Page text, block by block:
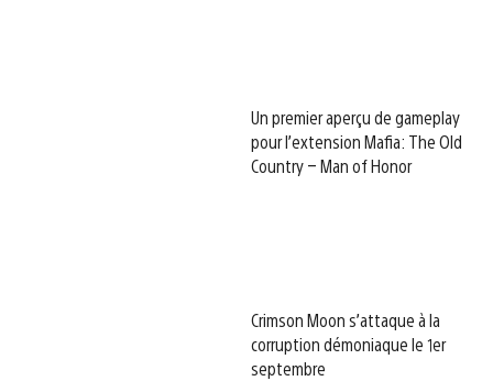
Un premier aperçu de gameplay
pour l’extension Mafia: The Old
Country – Man of Honor
Crimson Moon s’attaque à la
corruption démoniaque le 1er
septembre